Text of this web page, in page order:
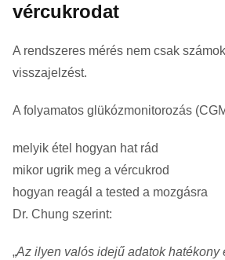
vércukrodat
A rendszeres mérés nem csak
visszajelzést.
A folyamatos glükózmonitorozás
melyik étel hogyan hat rád
mikor ugrik meg a vércukrod
hogyan reagál a tested a mozgásra
Dr. Chung szerint:
„Az ilyen valós idejű adatok hatékony